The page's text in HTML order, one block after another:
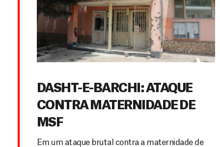
DASHT-E-BARCHI: ATAQUE
CONTRA MATERNIDADE DE
MSF
Em um ataque brutal contra a maternidade de